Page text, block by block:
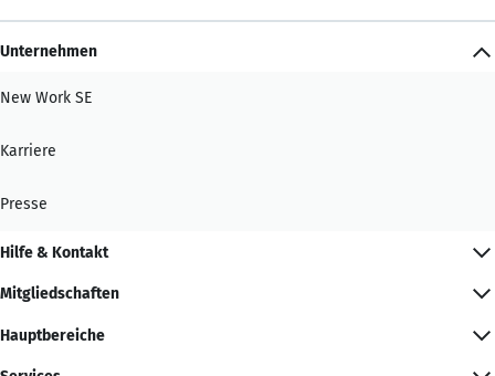
Unternehmen
New Work SE
Karriere
Presse
Hilfe & Kontakt
Mitgliedschaften
Hauptbereiche